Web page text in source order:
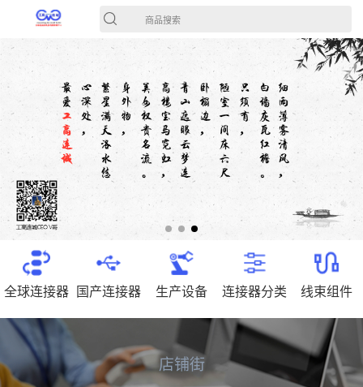
商品搜索
全球连接器 国产连接器 生产设备 连接器分类 线束组件
店铺街